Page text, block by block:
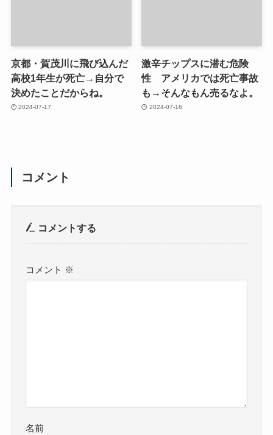
京都・賀茂川に飛び込んだ
高校1年生が死亡→自分で
決めたことだからね。
2024-07-17
激辛チップスに潜む危険
性 アメリカでは死亡事故
も→そんなもん売るなよ。
2024-07-16
コメント
コメントする
コメント ※
名前